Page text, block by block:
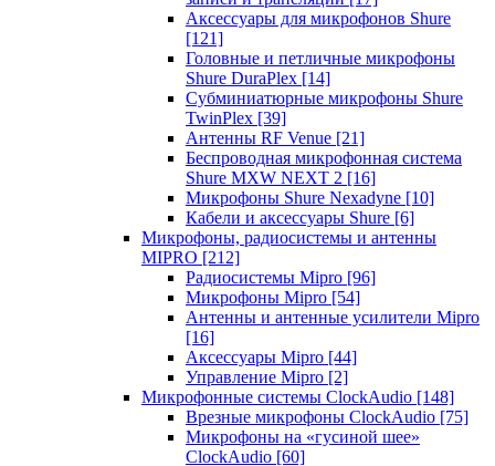
Аксессуары для микрофонов Shure
[121]
Головные и петличные микрофоны
Shure DuraPlex [14]
Субминиатюрные микрофоны Shure
TwinPlex [39]
Антенны RF Venue [21]
Беспроводная микрофонная система
Shure MXW NEXT 2 [16]
Микрофоны Shure Nexadyne [10]
Кабели и аксессуары Shure [6]
Микрофоны, радиосистемы и антенны
MIPRO [212]
Радиосистемы Mipro [96]
Микрофоны Mipro [54]
Антенны и антенные усилители Mipro
[16]
Аксессуары Mipro [44]
Управление Mipro [2]
Микрофонные системы ClockAudio [148]
Врезные микрофоны ClockAudio [75]
Микрофоны на «гусиной шее»
ClockAudio [60]